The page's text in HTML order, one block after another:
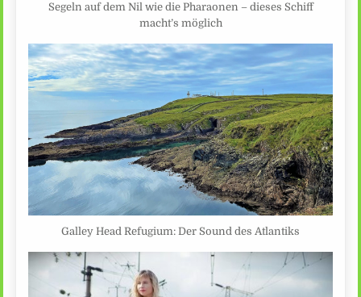
Segeln auf dem Nil wie die Pharaonen – dieses Schiff
macht’s möglich
Galley Head Refugium: Der Sound des Atlantiks